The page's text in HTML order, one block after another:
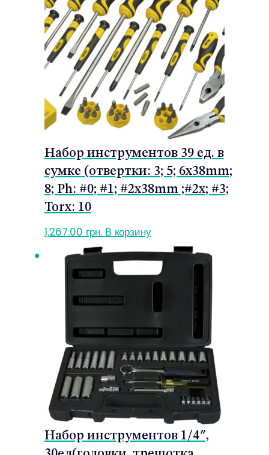
Набор инструментов 39 ед. в
сумке (отвертки: 3; 5; 6x38mm;
8; Ph: #0; #1; #2x38mm ;#2x; #3;
Torx: 10
1,267.00 грн. В корзину
Набор инструментов 1/4″,